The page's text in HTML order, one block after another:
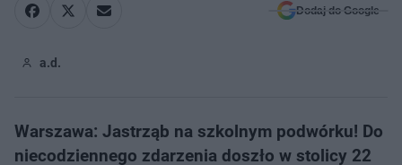
Dodaj do Google
a.d.
Warszawa: Jastrząb na szkolnym podwórku! Do
niecodziennego zdarzenia doszło w stolicy 22